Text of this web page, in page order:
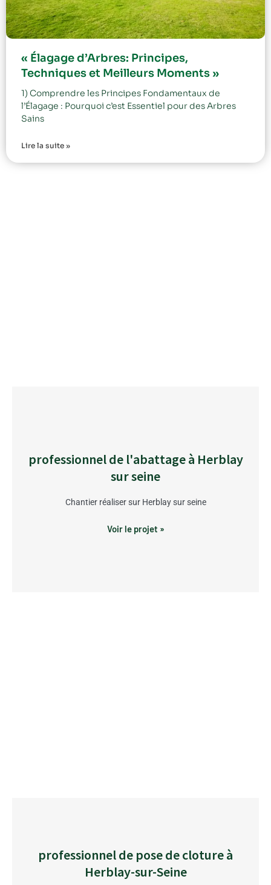
« Élagage d’Arbres: Principes,
Techniques et Meilleurs Moments »
1) Comprendre les Principes Fondamentaux de
l’Élagage : Pourquoi c’est Essentiel pour des Arbres
Sains
Lire la suite »
professionnel de l'abattage à Herblay
sur seine
Chantier réaliser sur Herblay sur seine
Voir le projet »
professionnel de pose de cloture à
Herblay-sur-Seine